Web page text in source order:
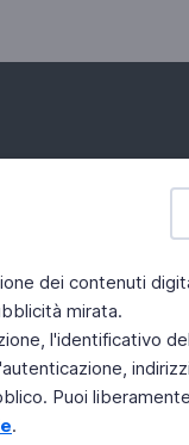
dei contenuti
mirata.
l'identificativo
Puoi
.